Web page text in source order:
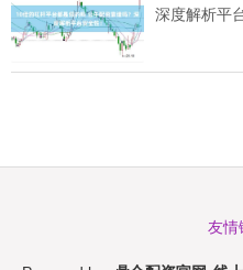
深度解析平
友情